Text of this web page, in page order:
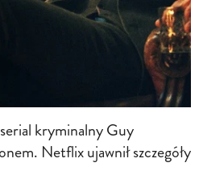
kryminalny Guy
Netflix ujawnił szczegóły